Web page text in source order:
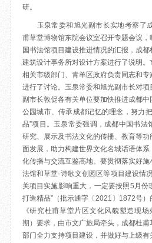
IP授权
草堂艺术中心
文创咨询
研。
玉泉常委和旭光副市长实地考察了
甫草堂博物馆东院会议室召开专题会议
国书法馆项目建设推进情况的汇报，成
建筑设计事务所对设计方案进行了说明。
相关市级部门、青羊区政府负责同志和
进行了讨论。玉泉常委和旭光副市长对
副市长敦促各有关单位要加快推进成都
公园城市、传承成都记忆的理念，努力
品”项目。玉泉常委强调，成都中国书法
研究、展示及书法文化的传播、教育等
面发展，助力构建世界文化名城话语体
化传播与交流互鉴高地。要贯彻落实好
法馆和草堂·诗歌文创园区等项目建设情
关项目实施影响重大，一定要按照5月份
打造精品”（批示通字〔2021〕1872号
《研究杜甫草堂片区文化风貌塑造现
期）要求，由市文广旅局牵头，成都杜
部门全力支持项目建设，并做好与上级